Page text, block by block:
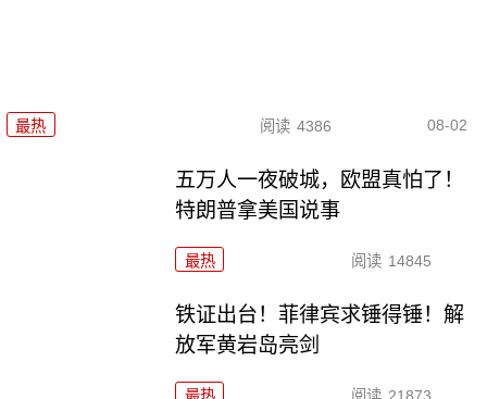
最热 阅读 4386 08-02
五万人一夜破城，欧盟真怕了！
特朗普拿美国说事
最热 阅读 14845
铁证出台！菲律宾求锤得锤！解
放军黄岩岛亮剑
最热 阅读 21873